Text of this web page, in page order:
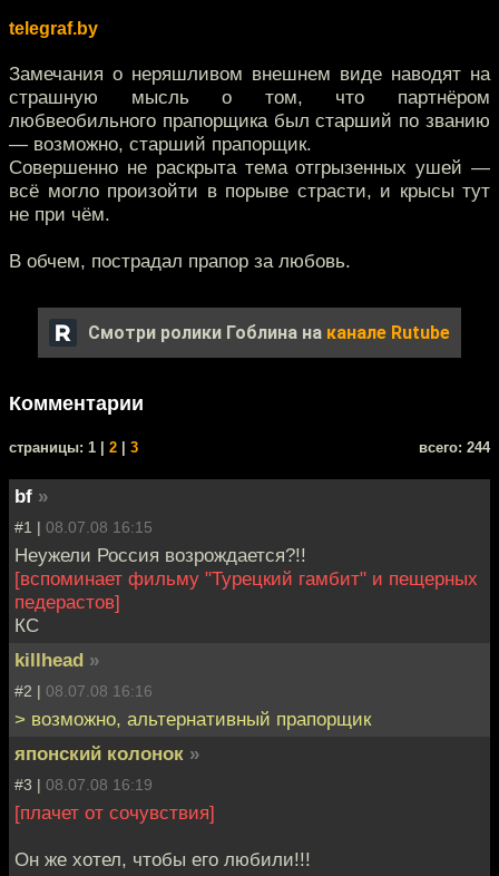
telegraf.by
Замечания о неряшливом внешнем виде наводят на
страшную мысль о том, что партнёром
любвеобильного прапорщика был старший по званию
— возможно, старший прапорщик.
Совершенно не раскрыта тема отгрызенных ушей —
всё могло произойти в порыве страсти, и крысы тут
не при чём.
В обчем, пострадал прапор за любовь.
Смотри ролики Гоблина на канале Rutube
Комментарии
cтраницы: 1 | 2 3 всего: 244
bf »
#1 | 08.07.08 16:15
Неужели Россия возрождается?!!
[вспоминает фильму "Турецкий гамбит" и пещерных
педерастов]
КС
killhead »
#2 | 08.07.08 16:16
> возможно, альтернативный прапорщик
японский колонок »
#3 | 08.07.08 16:19
[плачет от сочувствия]
Он же хотел, чтобы его любили!!!